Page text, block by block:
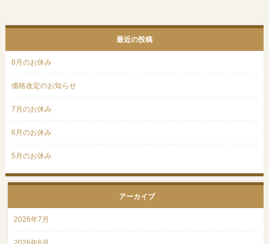
最近の投稿
8月のお休み
価格改定のお知らせ
7月のお休み
6月のお休み
5月のお休み
アーカイブ
2026年7月